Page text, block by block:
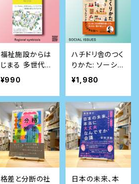
福祉施設からは
じまる 多世代ご
ちゃまぜ地域共
¥990
ハチドリ舎のつく
りかた: ソーシャ
ルブックカフェの
ある街へ
¥1,980
格差と分断の社
日本の未来、本